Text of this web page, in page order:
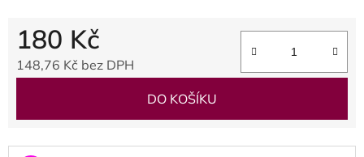
180 Kč
148,76 Kč bez DPH
DO KOŠÍKU